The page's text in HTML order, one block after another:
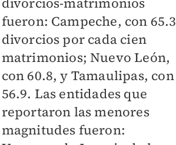
fueron: Campeche, con 65.3
divorcios por cada cien
matrimonios; Nuevo León,
con 60.8, y Tamaulipas, con
56.9. Las entidades que
reportaron las menores
magnitudes fueron: